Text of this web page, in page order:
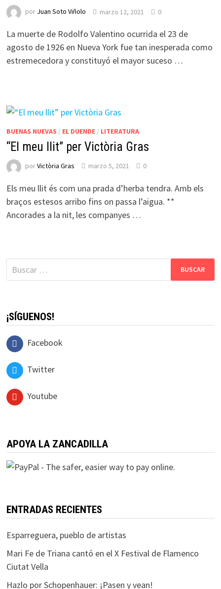
por Juan Soto Viñolo marzo 12, 2021 0
La muerte de Rodolfo Valentino ocurrida el 23 de
agosto de 1926 en Nueva York fue tan inesperada como
estremecedora y constituyó el mayor suceso …
BUENAS NUEVAS / EL DUENDE/ LITERATURA
“El meu llit” per Victòria Gras
porVictòria Gras marzo 5, 2021 0
Els meu llit és com una prada d’herba tendra. Amb els
braços estesos arribo fins on passa l’aigua. **
Ancorades a la nit, les companyes …
Buscar:
¡SÍGUENOS!
Facebook
Twitter
Youtube
APOYA LA ZANCADILLA
ENTRADAS RECIENTES
Esparreguera, pueblo de artistas
Mari Fe de Triana cantó en el X Festival de Flamenco
Ciutat Vella
Hazlo por Schopenhauer: ¡Pasen y vean!